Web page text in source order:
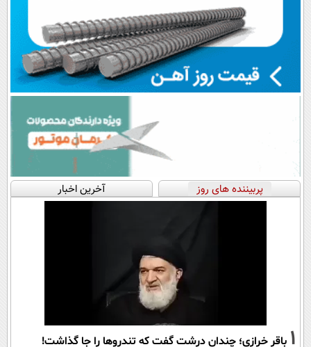
پربیننده های روز آخرین اخبار
1 باقر خرازی؛ چندان درشت گفت که تندروها را جا گذاشت!